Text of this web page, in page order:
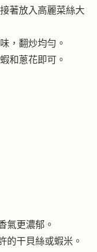
著放入高麗菜絲大
，翻炒均勻。
和蔥花即可。
氣更濃郁。
的干貝絲或蝦米。